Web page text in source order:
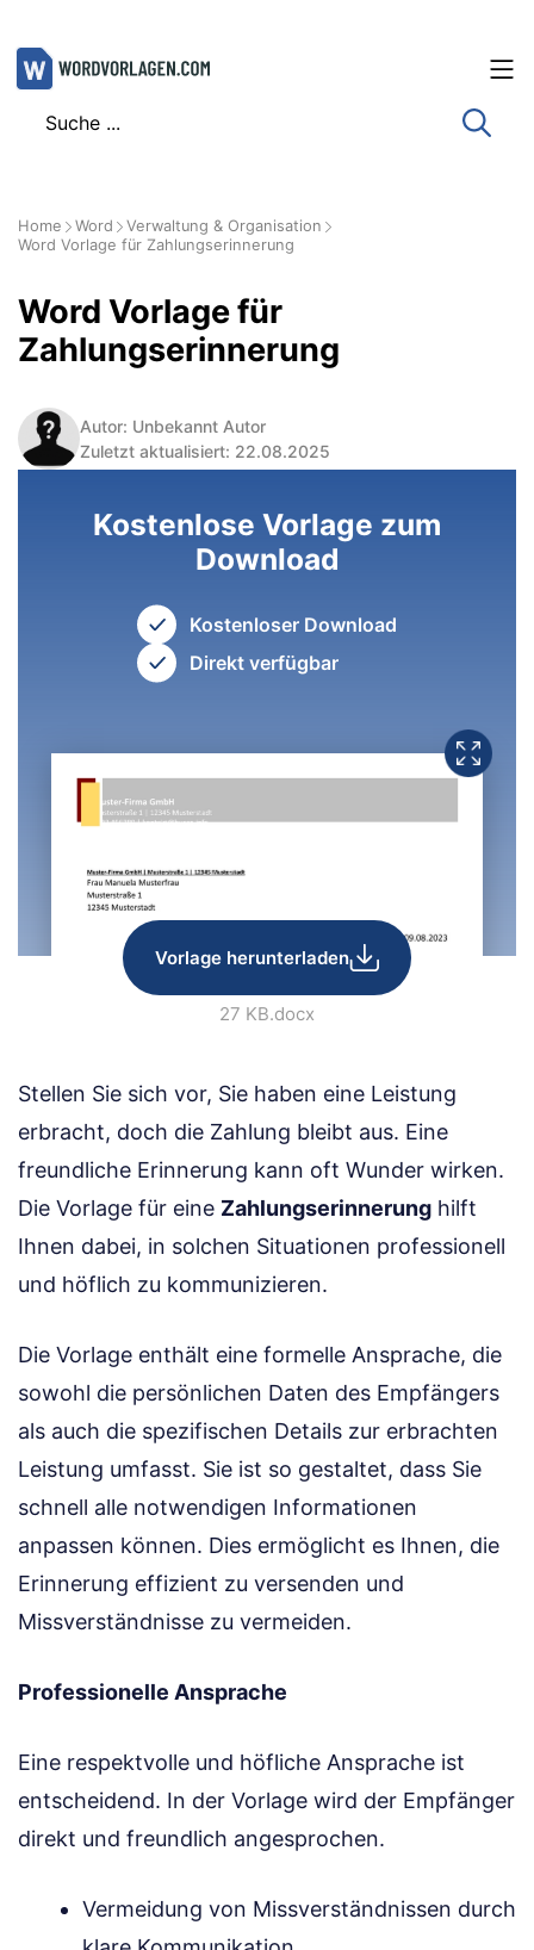
Zum
Inhalt
Home Word
Verwaltung & Organisation
Word Vorlage für Zahlungserinnerung
Word Vorlage für
Zahlungserinnerung
Autor: Unbekannt Autor
Zuletzt aktualisiert: 22.08.2025
Kostenlose Vorlage zum
Download
Kostenloser Download
Direkt verfügbar
Vorlage herunterladen
27 KB.docx
Stellen Sie sich vor, Sie haben eine Leistung
erbracht, doch die Zahlung bleibt aus. Eine
freundliche Erinnerung kann oft Wunder wirken.
Die Vorlage für eine Zahlungserinnerung hilft
Ihnen dabei, in solchen Situationen professionell
und höflich zu kommunizieren.
Die Vorlage enthält eine formelle Ansprache, die
sowohl die persönlichen Daten des Empfängers
als auch die spezifischen Details zur erbrachten
Leistung umfasst. Sie ist so gestaltet, dass Sie
schnell alle notwendigen Informationen
anpassen können. Dies ermöglicht es Ihnen, die
Erinnerung effizient zu versenden und
Missverständnisse zu vermeiden.
Professionelle Ansprache
Eine respektvolle und höfliche Ansprache ist
entscheidend. In der Vorlage wird der Empfänger
direkt und freundlich angesprochen.
Vermeidung von Missverständnissen durch